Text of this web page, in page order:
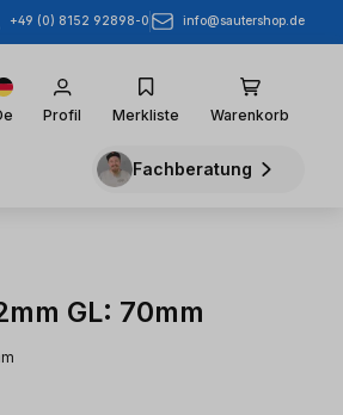
+49 (0) 8152 92898-0 info@sautershop.de
Profil Merkliste Warenkorb
Fachberatung
GL: 70mm